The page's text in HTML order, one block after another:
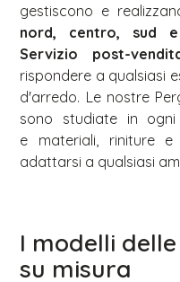
gestiscono e
nord, centro, sud
Servizio post-
rispondere a qualsiasi
d'arredo. Le nostre
sono studiate in
e materiali, riniture
adattarsi a qualsiasi
I modelli
su misura